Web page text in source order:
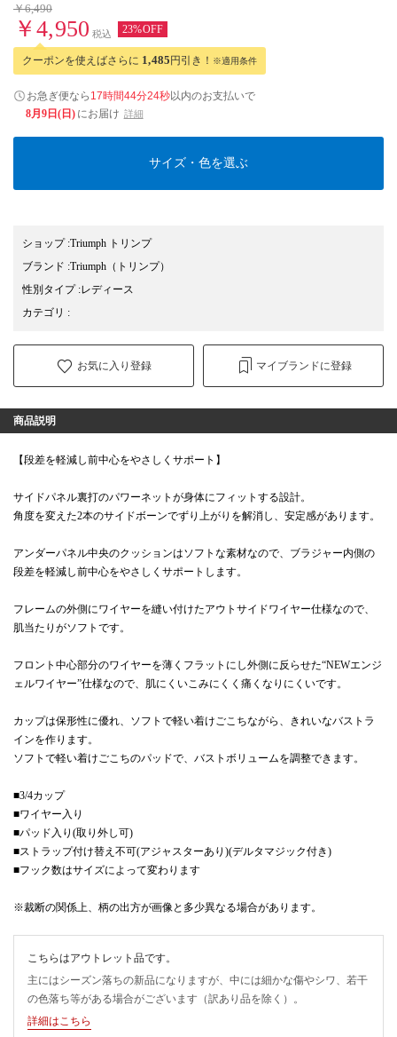
￥6,490
￥4,950 税込 23%OFF
クーポンを使えばさらに 1,485円引き！ ※適用条件
お急ぎ便なら 17時間44分23秒以内のお支払いで
8月9日(日) にお届け 詳細
サイズ・色を選ぶ
ショップ:Triumph トリンプ
ブランド :Triumph （トリンプ）
性別タイプ:レディース
カテゴリ :
お気に入り登録 マイブランドに登録
商品説明
【段差を軽減し前中心をやさしくサポート】
サイドパネル裏打のパワーネットが身体にフィットする設計。
角度を変えた2本のサイドボーンでずり上がりを解消し、安定感があります。
アンダーパネル中央のクッションはソフトな素材なので、ブラジャー内側の
段差を軽減し前中心をやさしくサポートします。
フレームの外側にワイヤーを縫い付けたアウトサイドワイヤー仕様なので、
肌当たりがソフトです。
フロント中心部分のワイヤーを薄くフラットにし外側に反らせた“NEWエンジ
ェルワイヤー”仕様なので、肌にくいこみにくく痛くなりにくいです。
カップは保形性に優れ、ソフトで軽い着けごこちながら、きれいなバストラ
インを作ります。
ソフトで軽い着けごこちのパッドで、バストボリュームを調整できます。
■3/4カップ
■ワイヤー入り
■パッド入り(取り外し可)
■ストラップ付け替え不可(アジャスターあり)(デルタマジック付き)
■フック数はサイズによって変わります
※裁断の関係上、柄の出方が画像と多少異なる場合があります。
こちらはアウトレット品です。
主にはシーズン落ちの新品になりますが、中には細かな傷やシワ、若干
の色落ち等がある場合がございます（訳あり品を除く）。
詳細はこちら